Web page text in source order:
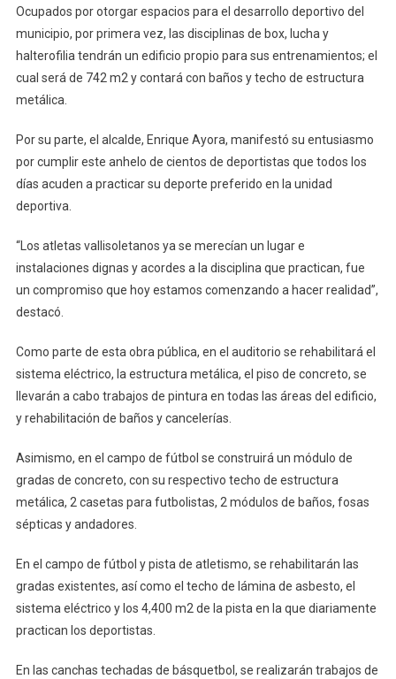
Ocupados por otorgar espacios para el desarrollo deportivo del
municipio, por primera vez, las disciplinas de box, lucha y
halterofilia tendrán un edificio propio para sus entrenamientos; el
cual será de 742 m2 y contará con baños y techo de estructura
metálica.
Por su parte, el alcalde, Enrique Ayora, manifestó su entusiasmo
por cumplir este anhelo de cientos de deportistas que todos los
días acuden a practicar su deporte preferido en la unidad
deportiva.
“Los atletas vallisoletanos ya se merecían un lugar e
instalaciones dignas y acordes a la disciplina que practican, fue
un compromiso que hoy estamos comenzando a hacer realidad”,
destacó.
Como parte de esta obra pública, en el auditorio se rehabilitará el
sistema eléctrico, la estructura metálica, el piso de concreto, se
llevarán a cabo trabajos de pintura en todas las áreas del edificio,
y rehabilitación de baños y cancelerías.
Asimismo, en el campo de fútbol se construirá un módulo de
gradas de concreto, con su respectivo techo de estructura
metálica, 2 casetas para futbolistas, 2 módulos de baños, fosas
sépticas y andadores.
En el campo de fútbol y pista de atletismo, se rehabilitarán las
gradas existentes, así como el techo de lámina de asbesto, el
sistema eléctrico y los 4,400 m2 de la pista en la que diariamente
practican los deportistas.
En las canchas techadas de básquetbol, se realizarán trabajos de